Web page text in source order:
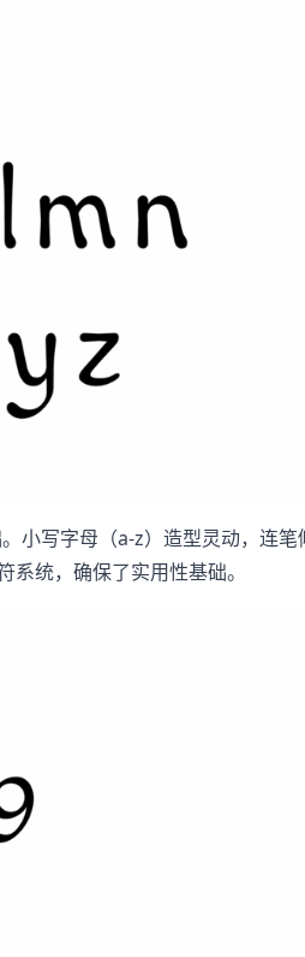
写字母（a-z）造型灵动，连笔
统，确保了实用性基础。